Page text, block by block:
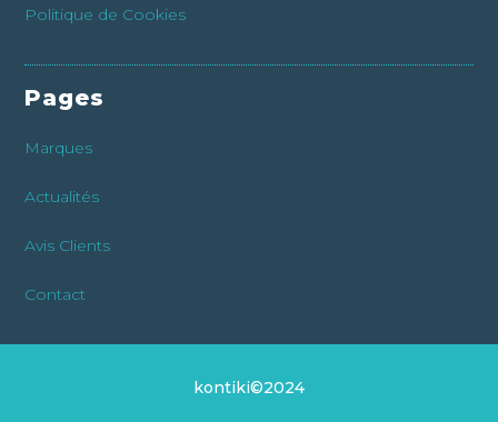
Politique de Cookies
Pages
Marques
Actualités
Avis Clients
Contact
kontiki©2024